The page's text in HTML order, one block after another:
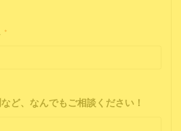
*
ど、なんでもご相談ください！